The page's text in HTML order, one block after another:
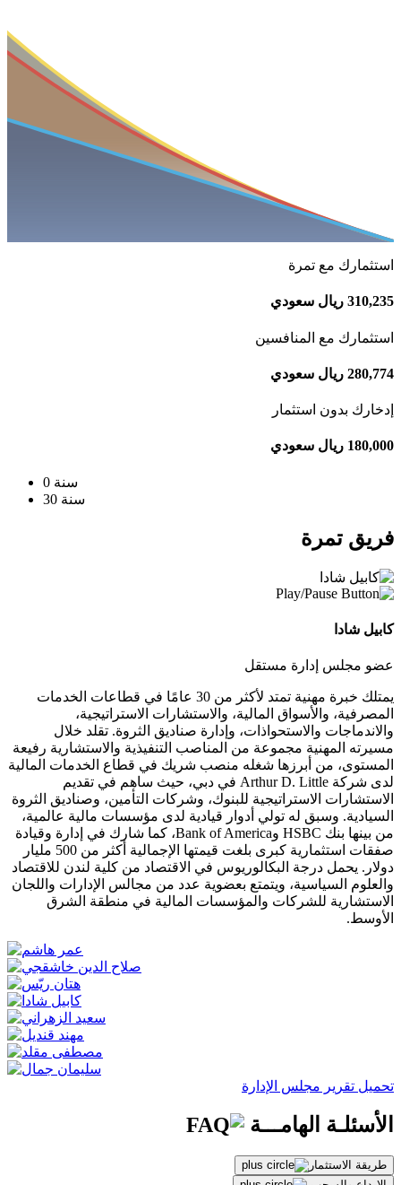
استثمارك مع تمرة
310,235 ريال سعودي
استثمارك مع المنافسين
280,774 ريال سعودي
إدخارك بدون استثمار
180,000 ريال سعودي
0 سنة
30 سنة
فريق تمرة
كابيل شادا
عضو مجلس إدارة مستقل
يمتلك خبرة مهنية تمتد لأكثر من 30 عامًا في قطاعات الخدمات
المصرفية، والأسواق المالية، والاستشارات الاستراتيجية،
والاندماجات والاستحواذات، وإدارة صناديق الثروة. تقلد خلال
مسيرته المهنية مجموعة من المناصب التنفيذية والاستشارية رفيعة
المستوى، من أبرزها شغله منصب شريك في قطاع الخدمات المالية
لدى شركة Arthur D. Little في دبي، حيث ساهم في تقديم
الاستشارات الاستراتيجية للبنوك، وشركات التأمين، وصناديق الثروة
السيادية. وسبق له تولي أدوار قيادية لدى مؤسسات مالية عالمية،
من بينها بنك HSBC وBank of America، كما شارك في إدارة وقيادة
صفقات استثمارية كبرى بلغت قيمتها الإجمالية أكثر من 500 مليار
دولار. يحمل درجة البكالوريوس في الاقتصاد من كلية لندن للاقتصاد
والعلوم السياسية، ويتمتع بعضوية عدد من مجالس الإدارات واللجان
الاستشارية للشركات والمؤسسات المالية في منطقة الشرق
الأوسط.
تحميل تقرير مجلس الإدارة
الأسئلـة الهامـــة
طريقة الاستثمار